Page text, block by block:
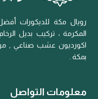
رويال مكة للديكورات
المكرمة ، تركيب بديل
اكورديون عشب صناعي ,
بمكة .
معلومات التواصل